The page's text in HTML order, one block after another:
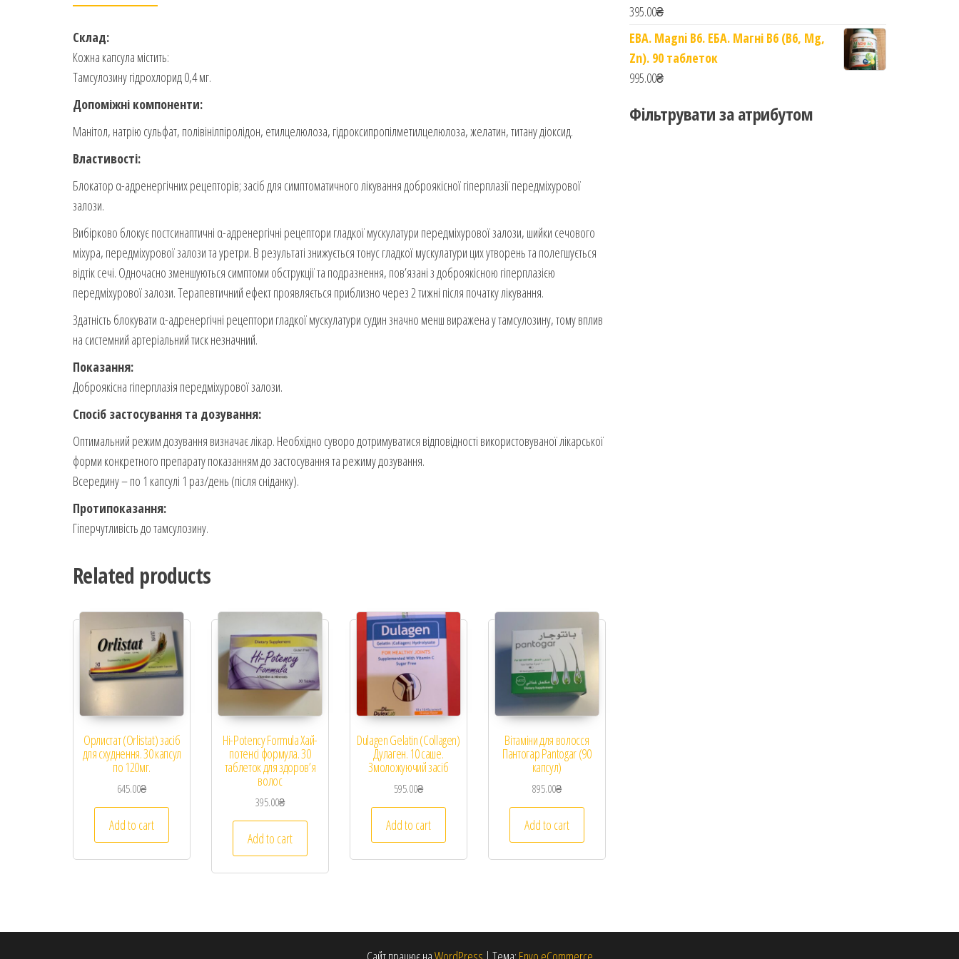
Склад:
Кожна капсула містить:
Тамсулозину гідрохлорид 0,4 мг.
Допоміжні компоненти:
Манітол, натрію сульфат, полівінілпіролідон, етилцелюлоза, гідроксипропілметилцелюлоза, желатин, титану діоксид.
Властивості:
Блокатор α-адренергічних рецепторів; засіб для симптоматичного лікування доброякісної гіперплазії передміхурової
залози.
Вибірково блокує постсинаптичні α-адренергічні рецептори гладкої мускулатури передміхурової залози, шийки сечового
міхура, передміхурової залози та уретри. В результаті знижується тонус гладкої мускулатури цих утворень та полегшується
відтік сечі. Одночасно зменшуються симптоми обструкції та подразнення, пов’язані з доброякісною гіперплазією
передміхурової залози. Терапевтичний ефект проявляється приблизно через 2 тижні після початку лікування.
Здатність блокувати α-адренергічні рецептори гладкої мускулатури судин значно менш виражена у тамсулозину, тому вплив
на системний артеріальний тиск незначний.
Показання:
Доброякісна гіперплазія передміхурової залози.
Спосіб застосування та дозування:
Оптимальний режим дозування визначає лікар. Необхідно суворо дотримуватися відповідності використовуваної лікарської
форми конкретного препарату показанням до застосування та режиму дозування.
Всередину – по 1 капсулі 1 раз/день (після сніданку).
Протипоказання:
Гіперчутливість до тамсулозину.
Related products
Орлистат (Orlistat) засіб
для схуднення. 30 капсул
по 120мг.
645.00₴
Add to cart
Hi-Potency Formula Хай-
потенсі формула. 30
таблеток для здоров’я
волос
395.00₴
Add to cart
Dulagen Gelatin (Collagen)
Дулаген. 10 саше.
Змоложуючий засіб
595.00₴
Add to cart
Вітаміни для волосся
Пантогар Pantogar (90
капсул)
895.00₴
Add to cart
395.00₴
EBA. Magni B6. ЕБА. Магні B6 (B6, Mg,
Zn). 90 таблеток
995.00₴
Фільтрувати за атрибутом